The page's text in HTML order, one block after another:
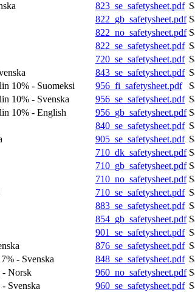
823_se_safetysheet.pdf
822_gb_safetysheet.pdf
822_no_safetysheet.pdf
822_se_safetysheet.pdf
720_se_safetysheet.pdf
843_se_safetysheet.pdf
10% - Suomeksi
956_fi_safetysheet.pdf
10% - Svenska
956_se_safetysheet.pdf
10% - English
956_gb_safetysheet.pdf
840_se_safetysheet.pdf
905_se_safetysheet.pdf
710_dk_safetysheet.pdf
710_gb_safetysheet.pdf
710_no_safetysheet.pdf
710_se_safetysheet.pdf
883_se_safetysheet.pdf
854_gb_safetysheet.pdf
901_se_safetysheet.pdf
876_se_safetysheet.pdf
- Svenska
848_se_safetysheet.pdf
- Norsk
960_no_safetysheet.pdf
Svenska
960_se_safetysheet.pdf